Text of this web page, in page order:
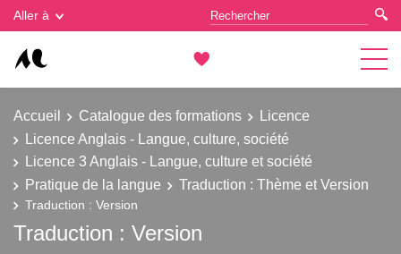
Aller à
Accueil Catalogue des formations
Licence
Licence Anglais - Langue, culture, société
Licence 3 Anglais - Langue, culture et société
Pratique de la langue
Traduction : Thème et Version
Traduction : Version
Traduction : Version
Gestion des cookies